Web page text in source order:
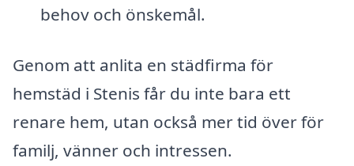
behov och önskemål.
Genom att anlita en städfirma för
hemstäd i Stenis får du inte bara ett
renare hem, utan också mer tid över för
familj, vänner och intressen.